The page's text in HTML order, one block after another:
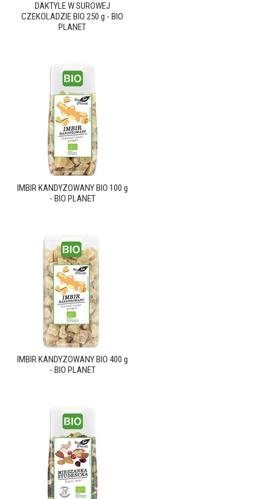
DAKTYLE W SUROWEJ
CZEKOLADZIE BIO 250 g - BIO
PLANET
IMBIR KANDYZOWANY BIO 100 g
- BIO PLANET
IMBIR KANDYZOWANY BIO 400 g
- BIO PLANET